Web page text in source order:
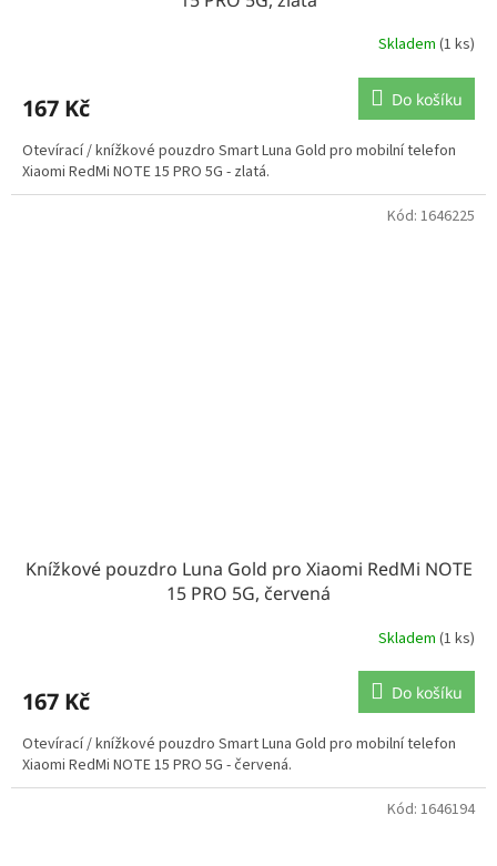
Skladem (1 ks)
167 Kč Do košíku
Otevírací / knížkové pouzdro Smart Luna Gold pro mobilní telefon
Xiaomi RedMi NOTE 15 PRO 5G - zlatá.
Knížkové pouzdro Luna Gold pro Xiaomi RedMi NOTE
15 PRO 5G, červená
Skladem (1 ks)
167 Kč Do košíku
Otevírací / knížkové pouzdro Smart Luna Gold pro mobilní telefon
Xiaomi RedMi NOTE 15 PRO 5G - červená.
Kód: 1646225
Kód: 1646194